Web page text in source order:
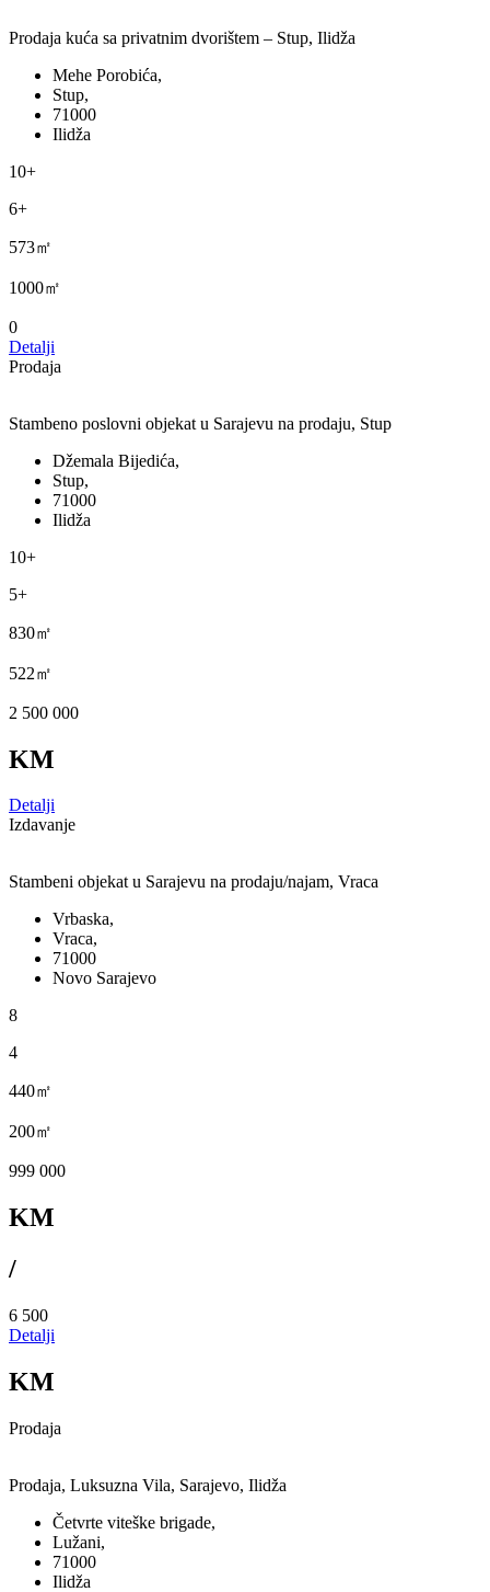
Prodaja kuća sa privatnim dvorištem – Stup, Ilidža
Mehe Porobića,
Stup,
71000
Ilidža
10+
6+
573㎡
1000㎡
0
Detalji
Prodaja
Stambeno poslovni objekat u Sarajevu na prodaju, Stup
Džemala Bijedića,
Stup,
71000
Ilidža
10+
5+
830㎡
522㎡
2 500 000
KM
Detalji
Izdavanje
Stambeni objekat u Sarajevu na prodaju/najam, Vraca
Vrbaska,
Vraca,
71000
Novo Sarajevo
8
4
440㎡
200㎡
999 000
KM
/
6 500
Detalji
KM
Prodaja
Prodaja, Luksuzna Vila, Sarajevo, Ilidža
Četvrte viteške brigade,
Lužani,
71000
Ilidža